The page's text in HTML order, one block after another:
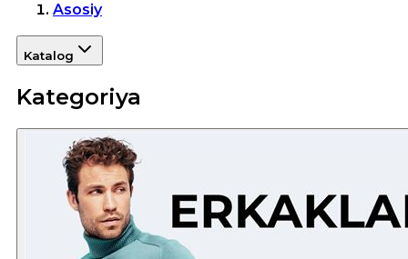
Asosiy
Katalog
Kategoriya